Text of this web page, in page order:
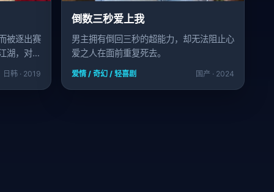
被逐出赛
湖，对手
日韩 · 2019
倒数三秒爱上我
男主拥有倒回三秒的超能力，却无法阻止心
爱之人在面前重复死去。
爱情 / 奇幻 / 轻喜剧 国产 · 2024